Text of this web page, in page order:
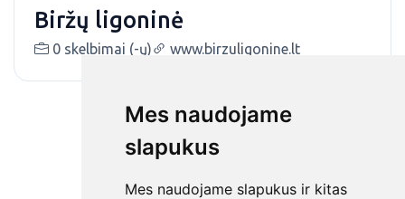
Mes naudojame
slapukus
Mes naudojame slapukus ir kitas
Biržų ligoninė
0 skelbimai (-ų) www.birzuligonine.lt